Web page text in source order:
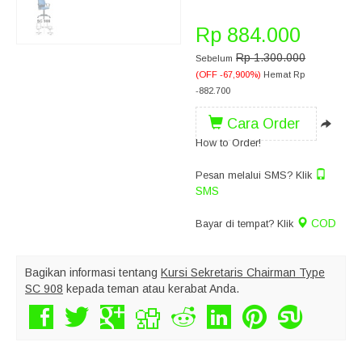
Rp 884.000
Sebelum Rp 1.300.000
(OFF -67,900%) Hemat Rp
-882.700
Cara Order
How to Order!
Pesan melalui SMS? Klik
SMS
Bayar di tempat? Klik COD
Bagikan informasi tentang Kursi Sekretaris Chairman Type
SC 908 kepada teman atau kerabat Anda.